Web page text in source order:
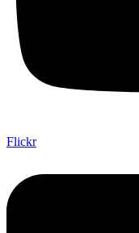
Flickr